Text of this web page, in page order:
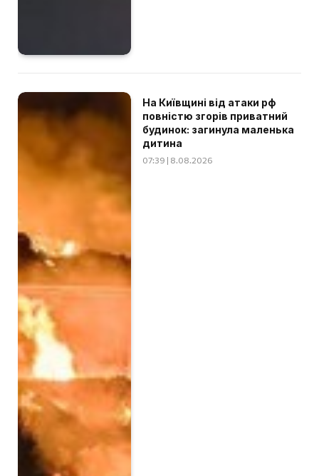
На Київщині від атаки рф
повністю згорів приватний
будинок: загинула маленька
дитина
07:39 | 8.08.2026